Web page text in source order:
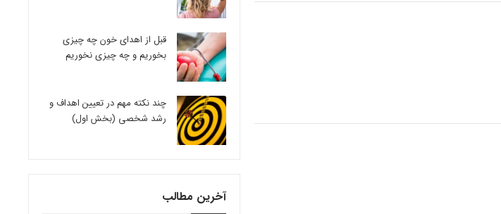
قبل از اهدای خون چه چیزی
بخوریم و چه چیزی نخوریم
چند نکته مهم در تعیین اهداف و
رشد شخصی (بخش اول)
آخرین مطالب